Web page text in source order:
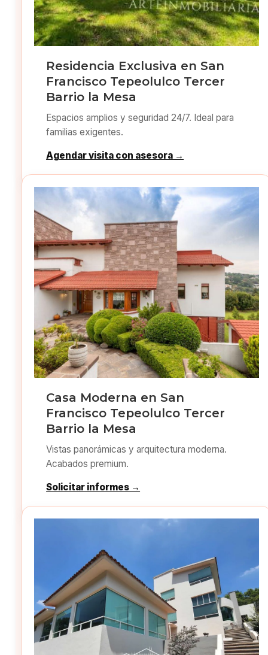
Residencia Exclusiva en San
Francisco Tepeolulco Tercer
Barrio la Mesa
Espacios amplios y seguridad 24/7. Ideal para
familias exigentes.
Agendar visita con asesora →
Casa Moderna en San
Francisco Tepeolulco Tercer
Barrio la Mesa
Vistas panorámicas y arquitectura moderna.
Acabados premium.
Solicitar informes →